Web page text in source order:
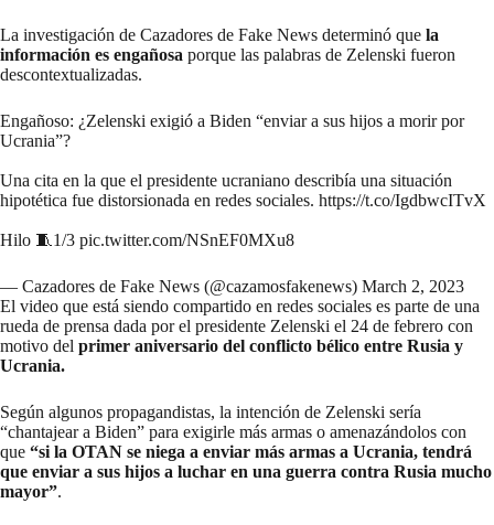
La investigación de Cazadores de Fake News determinó que la
información es engañosa porque las palabras de Zelenski fueron
descontextualizadas.
Engañoso: ¿Zelenski exigió a Biden “enviar a sus hijos a morir por
Ucrania”?
Una cita en la que el presidente ucraniano describía una situación
hipotética fue distorsionada en redes sociales. https://t.co/IgdbwcITvX
Hilo 🧵1/3 pic.twitter.com/NSnEF0MXu8
— Cazadores de Fake News (@cazamosfakenews) March 2, 2023
El video que está siendo compartido en redes sociales es parte de una
rueda de prensa dada por el presidente Zelenski el 24 de febrero con
motivo del primer aniversario del conflicto bélico entre Rusia y
Ucrania.
Según algunos propagandistas, la intención de Zelenski sería
“chantajear a Biden” para exigirle más armas o amenazándolos con
que “si la OTAN se niega a enviar más armas a Ucrania, tendrá
que enviar a sus hijos a luchar en una guerra contra Rusia mucho
mayor”.